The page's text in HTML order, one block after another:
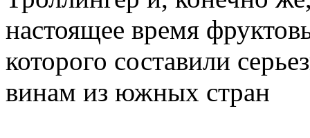
настоящее время
которого составили
винам из южных стран